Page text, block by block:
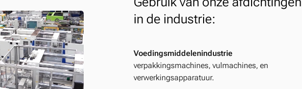
in de industrie:
Voedingsmiddelenindustrie
verpakkingsmachines, vulmachines, en
verwerkingsapparatuur.